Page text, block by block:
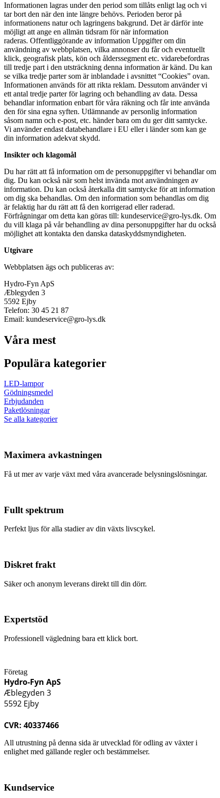
Informationen lagras under den period som tillåts enligt lag och vi
tar bort den när den inte längre behövs. Perioden beror på
informationens natur och lagringens bakgrund. Det är därför inte
möjligt att ange en allmän tidsram för när information
raderas. Offentliggörande av information Uppgifter om din
användning av webbplatsen, vilka annonser du får och eventuellt
klick, geografisk plats, kön och ålderssegment etc. vidarebefordras
till tredje part i den utsträckning denna information är känd. Du kan
se vilka tredje parter som är inblandade i avsnittet “Cookies” ovan.
Informationen används för att rikta reklam. Dessutom använder vi
ett antal tredje parter för lagring och behandling av data. Dessa
behandlar information enbart för våra räkning och får inte använda
den för sina egna syften. Utlämnande av personlig information
såsom namn och e-post, etc. händer bara om du ger ditt samtycke.
Vi använder endast databehandlare i EU eller i länder som kan ge
din information adekvat skydd.
Insikter och klagomål
Du har rätt att få information om de personuppgifter vi behandlar om
dig. Du kan också när som helst invända mot användningen av
information. Du kan också återkalla ditt samtycke för att information
om dig ska behandlas. Om den information som behandlas om dig
är felaktig har du rätt att få den korrigerad eller raderad.
Förfrågningar om detta kan göras till: kundeservice@gro-lys.dk. Om
du vill klaga på vår behandling av dina personuppgifter har du också
möjlighet att kontakta den danska dataskyddsmyndigheten.
Utgivare
Webbplatsen ägs och publiceras av:
Hydro-Fyn ApS
Æblegyden 3
5592 Ejby
Telefon: 30 45 21 87
Email: kundeservice@gro-lys.dk
Våra mest
Populära kategorier
LED-lampor
Gödningsmedel
Erbjudanden
Paketlösningar
Se alla kategorier
Maximera avkastningen
Få ut mer av varje växt med våra avancerade belysningslösningar.
Fullt spektrum
Perfekt ljus för alla stadier av din växts livscykel.
Diskret frakt
Säker och anonym leverans direkt till din dörr.
Expertstöd
Professionell vägledning bara ett klick bort.
Företag
Hydro-Fyn ApS
Æblegyden 3
5592 Ejby
CVR: 40337466
All utrustning på denna sida är utvecklad för odling av växter i
enlighet med gällande regler och bestämmelser.
Kundservice